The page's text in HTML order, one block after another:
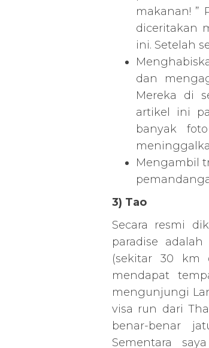
makanan! ”
diceritakan
ini. Setelah
dan
Mereka di
artikel ini
banyak
Mengambil
3) Tao
Secara resmi
paradise
(sekitar 30 km
mendapat
mengunjungi
visa run dari
benar-benar
Sementara